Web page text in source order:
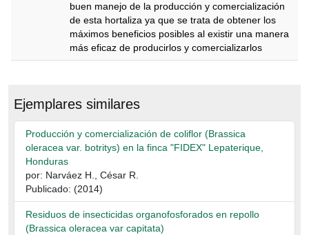
buen manejo de la producción y comercialización
de esta hortaliza ya que se trata de obtener los
máximos beneficios posibles al existir una manera
más eficaz de producirlos y comercializarlos
Ejemplares similares
Producción y comercialización de coliflor (Brassica
oleracea var. botritys) en la finca "FIDEX" Lepaterique,
Honduras
por: Narváez H., César R.
Publicado: (2014)
Residuos de insecticidas organofosforados en repollo
(Brassica oleracea var capitata)